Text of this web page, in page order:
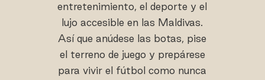
entretenimiento, el deporte y el
lujo accesible en las Maldivas.
Así que anúdese las botas, pise
el terreno de juego y prepárese
para vivir el fútbol como nunca